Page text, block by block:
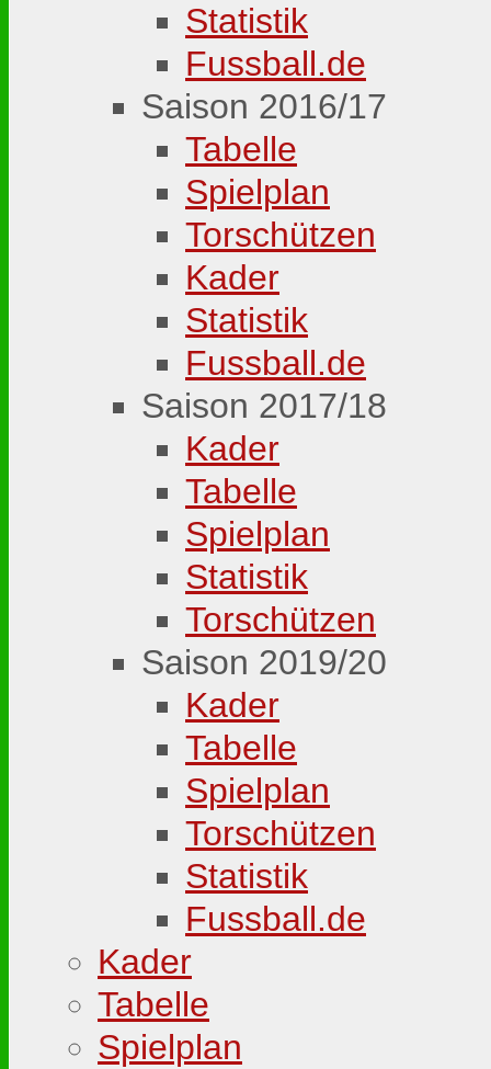
Statistik
Fussball.de
Saison 2016/17
Tabelle
Spielplan
Torschützen
Kader
Statistik
Fussball.de
Saison 2017/18
Kader
Tabelle
Spielplan
Statistik
Torschützen
Saison 2019/20
Kader
Tabelle
Spielplan
Torschützen
Statistik
Fussball.de
Kader
Tabelle
Spielplan